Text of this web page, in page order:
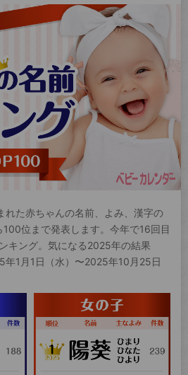
た赤ちゃんの名前、よみ、漢字の
100位まで発表します。今年で16回目
キング。気になる2025年の結果
年1月1日（水）〜2025年10月25日